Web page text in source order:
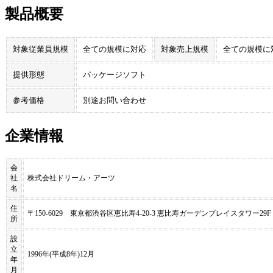
製品概要
対象従業員規模 全ての規模に対応 対象売上規模 全ての規模に
提供形態 パッケージソフト
参考価格 別途お問い合わせ
企業情報
会
社
名
株式会社ドリーム・アーツ
住
所
〒150-6029 東京都渋谷区恵比寿4-20-3 恵比寿ガーデンプレイスタワー29F
設
立
年
月
1996年(平成8年)12月